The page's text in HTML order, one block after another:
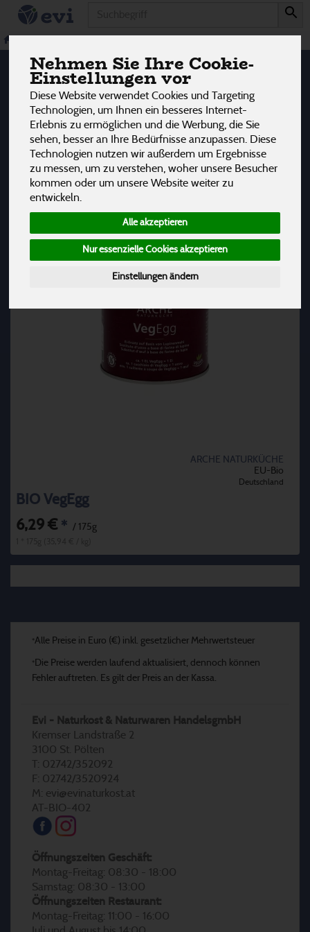
Nehmen Sie Ihre Cookie-
Einstellungen vor
Diese Website verwendet Cookies und Targeting
Technologien, um Ihnen ein besseres Internet-
Erlebnis zu ermöglichen und die Werbung, die Sie
sehen, besser an Ihre Bedürfnisse anzupassen. Diese
Technologien nutzen wir außerdem um Ergebnisse
zu messen, um zu verstehen, woher unsere Besucher
kommen oder um unsere Website weiter zu
entwickeln.
Alle akzeptieren
Nur essenzielle Cookies akzeptieren
Einstellungen ändern
Ei Alternativen
12
Hersteller Ernährung Allergene
ARCHE NATURKÜCHE
EU-Bio
Deutschland
BIO VegEgg
6,29 € * / 175g
* Alle Preise in Euro (€) inkl. gesetzlicher Mehrwertsteuer
* Die Preise werden laufend aktualisiert, dennoch können
Fehler auftreten. Es gilt der Preis an der Kassa.
Evi - Naturkost & Naturwaren HandelsgmbH
Kremser Landstraße 2
3100 St. Pölten
T: 02742/352092
F: 02742/3520924
M: evi@evinaturkost.at
AT-BIO-402
Öffnungszeiten Geschäft:
Montag-Freitag: 08:30 - 18:00
Samstag: 08:30 - 13:00
Öffnungszeiten Restaurant:
Montag-Freitag: 11:00 - 16:00